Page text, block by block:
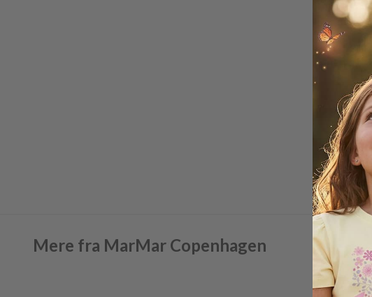
Mere fra MarMar Copenhagen